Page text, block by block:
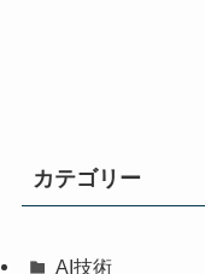
カテゴリー
AI技術